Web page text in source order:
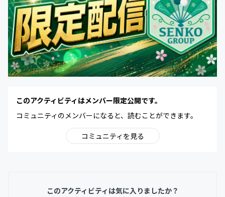
このアクティビティはメンバー限定公開です。
コミュニティのメンバーになると、読むことができます。
コミュニティを見る
このアクティビティは気に入りましたか？